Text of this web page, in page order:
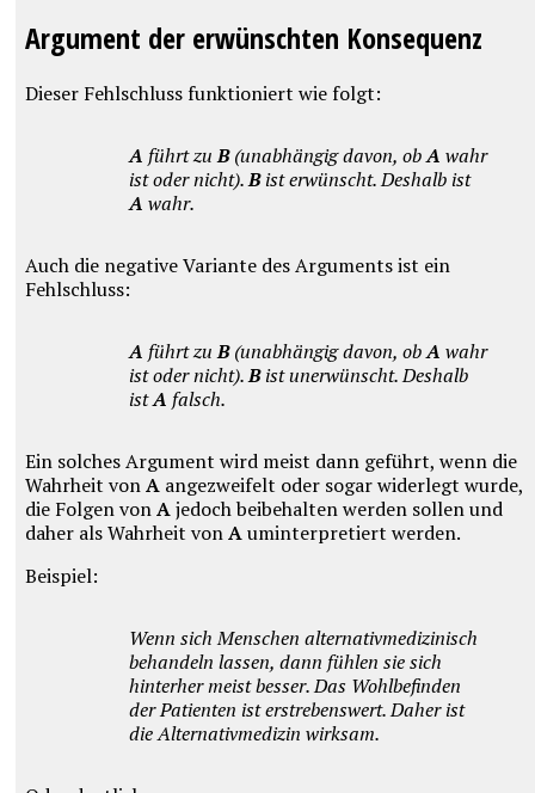
Argument der erwünschten Konsequenz
Dieser Fehlschluss funktioniert wie folgt:
A führt zuB(unabhängig davon, obA wahr
ist oder nicht).Bist erwünscht. Deshalb ist
A wahr.
Auch die negative Variante des Arguments ist ein
Fehlschluss:
A führt zuB(unabhängig davon, obA wahr
ist oder nicht).Bist unerwünscht. Deshalb
istA falsch.
Ein solches Argument wird meist dann geführt, wenn die
Wahrheit vonAangezweifelt oder sogar widerlegt wurde,
die Folgen vonAjedoch beibehalten werden sollen und
daher als Wahrheit vonAuminterpretiert werden.
Beispiel:
Wenn sich Menschen alternativmedizinisch
behandeln lassen, dann fühlen sie sich
hinterher meist besser. Das Wohlbefinden
der Patienten ist erstrebenswert. Daher ist
die Alternativmedizin wirksam.